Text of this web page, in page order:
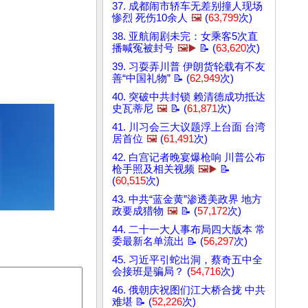
37. 成都闹市轿车无差别撞人现场
惨烈 死伤10余人 🖼️ (63,799次)
38. 亚航闹剧未完：女乘客5次直
播喊冤被封号 🖼️▶️ 📝 (63,620次)
39. 习耍弄川普 伊朗货轮载有不友
善“中国礼物” 📝 (62,949次)
40. 突破中共封锁 赖清德成功抵达
史瓦蒂尼 🖼️ 📝 (61,871次)
41. 川习会三大议题浮上台面 台湾
居首位 🖼️ (61,491次)
42. 白宫记者晚宴爆枪响 川普公布
枪手照及相关视频 🖼️▶️ 📝
(60,515次)
43. 中共“蓝金黄”渗透美政界 地方
政要成猎物 🖼️ 📝 (57,172次)
44. 二十一大人事布局四大版本 常
委最新名单流出 📝 (56,297次)
45. 习近平引蛇出洞，蔡奇五中全
会接班是骗局？ (54,716次)
46. 俄朝庆祝图们江大桥合拢 中共
难堪 📝 (52,226次)